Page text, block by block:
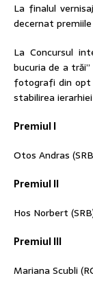
La finalul
decernat
La Concursul
bucuria de a
fotografi din opt
stabilirea
Premiul I
Otos Andras
Premiul II
Hos Norbert
Premiul III
Mariana Scubli